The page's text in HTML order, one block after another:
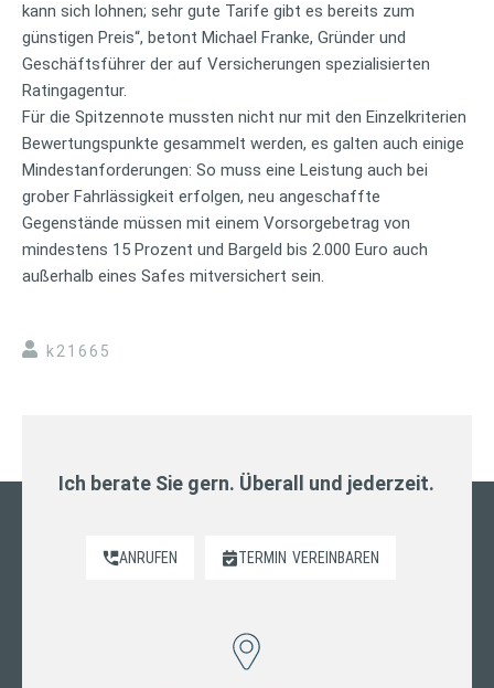
kann sich lohnen; sehr gute Tarife gibt es bereits zum
günstigen Preis“, betont Michael Franke, Gründer und
Geschäftsführer der auf Versicherungen spezialisierten
Ratingagentur.
Für die Spitzennote mussten nicht nur mit den Einzelkriterien
Bewertungspunkte gesammelt werden, es galten auch einige
Mindestanforderungen: So muss eine Leistung auch bei
grober Fahrlässigkeit erfolgen, neu angeschaffte
Gegenstände müssen mit einem Vorsorgebetrag von
mindestens 15 Prozent und Bargeld bis 2.000 Euro auch
außerhalb eines Safes mitversichert sein.
k21665
Ich berate Sie gern. Überall und jederzeit.
ANRUFEN TERMIN VEREINBAREN